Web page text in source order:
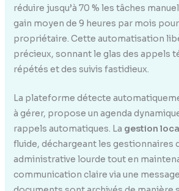
réduire jusqu’à 70 % les tâches
gain moyen de 9 heures par mois
propriétaire. Cette automatisation
précieux, sonnant le glas des appels
répétés et des suivis fastidieux.
La plateforme détecte
à gérer, propose un agenda
rappels automatiques. La gestion
fluide, déchargeant les gestionnaires
administrative lourde tout en
communication claire via une